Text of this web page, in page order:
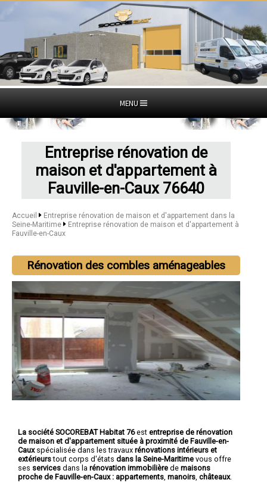
MENU
Entreprise rénovation de
maison et d'appartement à
Fauville-en-Caux 76640
Accueil
Entreprise rénovation de maison et d'appartement dans la
Seine-Maritime
Entreprise rénovation de maison et d'appartement à
Fauville-en-Caux
Rénovation des combles aménageables
La société SOCOREBAT Habitat 76est entreprise de rénovation
de maison et d'appartement située à proximité de Fauville-en-
Caux spécialisée dans les travaux rénovations intérieurs et
extérieurstout corps d'états dans la Seine-Maritime vous offre
ses services dans la rénovation immobilière de maisons
proche de Fauville-en-Caux : appartements manoirs châteaux.